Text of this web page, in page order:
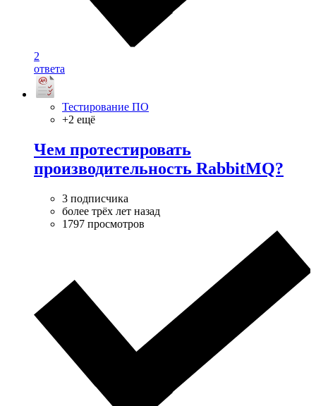
2
ответа
Тестирование ПО
+2 ещё
Чем протестировать
производительность RabbitMQ?
3 подписчика
более трёх лет назад
1797 просмотров